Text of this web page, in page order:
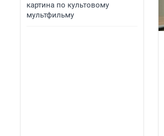
картина по культовому
мультфильму